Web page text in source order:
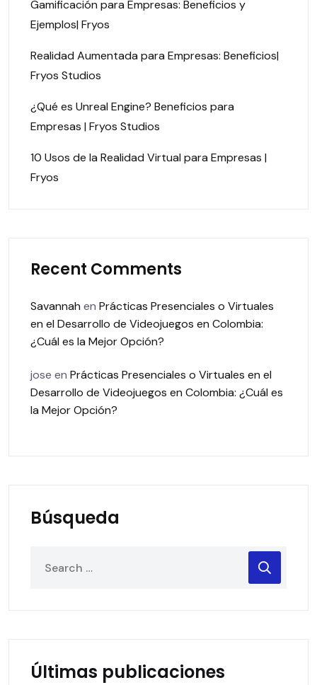
Gamificación para Empresas: Beneficios y
Ejemplos| Fryos
Realidad Aumentada para Empresas: Beneficios|
Fryos Studios
¿Qué es Unreal Engine? Beneficios para
Empresas | Fryos Studios
10 Usos de la Realidad Virtual para Empresas |
Fryos
Recent Comments
Savannah en Prácticas Presenciales o Virtuales
en el Desarrollo de Videojuegos en Colombia:
¿Cuál es la Mejor Opción?
jose en Prácticas Presenciales o Virtuales en el
Desarrollo de Videojuegos en Colombia: ¿Cuál es
la Mejor Opción?
Búsqueda
Últimas publicaciones